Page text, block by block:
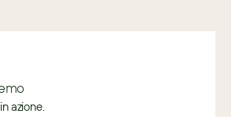
azione.